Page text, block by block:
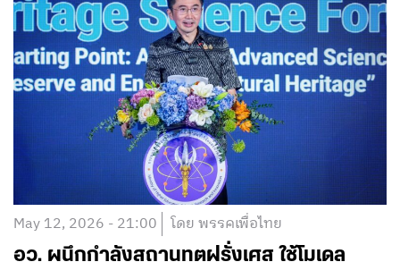
May 12, 2026 - 21:00 โดย พรรคเพื่อไทย
อว. ผนึกกำลังสถานทูตฝรั่งเศส ใช้โมเดล